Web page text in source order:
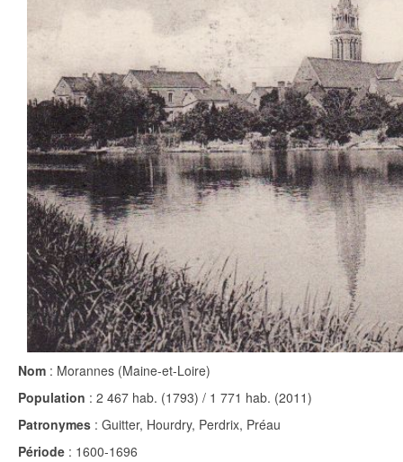
Nom : Morannes (Maine-et-Loire)
Population : 2 467 hab. (1793) / 1 771 hab. (2011)
Patronymes : Guitter, Hourdry, Perdrix, Préau
Période : 1600-1696